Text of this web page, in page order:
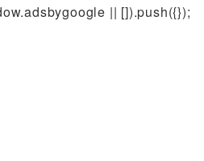
|| []).push({});